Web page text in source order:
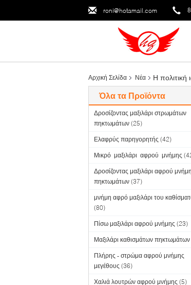
roni@hotamail.com
Αρχική Σελίδα Νέα Η πολιτική
Όλα τα Προϊόντα
Δροσίζοντας μαξιλάρι στρωμάτων
πηκτωμάτων (25)
Ελαφρύς παρηγορητής (42)
Μικρό μαξιλάρι αφρού μνήμης
Δροσίζοντας μαξιλάρι αφρού
πηκτωμάτων (37)
μνήμη αφρό μαξιλάρι του
(80)
Πίσω μαξιλάρι αφρού μνήμης (23)
Μαξιλάρι καθισμάτων πηκτωμάτων
Πλήρης - στρώμα αφρού μνήμης
μεγέθους (36)
Χαλιά λουτρών αφρού μνήμης (5)